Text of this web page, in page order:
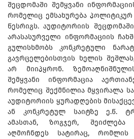
შეცდომაში შემყვანი
რომელიც ემსახურება
წესრიგს. აუდიტორიის
არასასურველი ინფორმაციის
გულისხმობს კონკრეტული
გავრცელებისთვის ხელის
არ მიიპყრონ.
შემყვანი ინფორმაცია
რომელიც შექმნილია მყვირალა
აუდიტორიის ყურადღების
ან კონკრეტულ საიტზე ე.წ.
ამასთან, ზოგჯერ, შეიძლება
აღმოჩნდეს სატირაც, რომლის